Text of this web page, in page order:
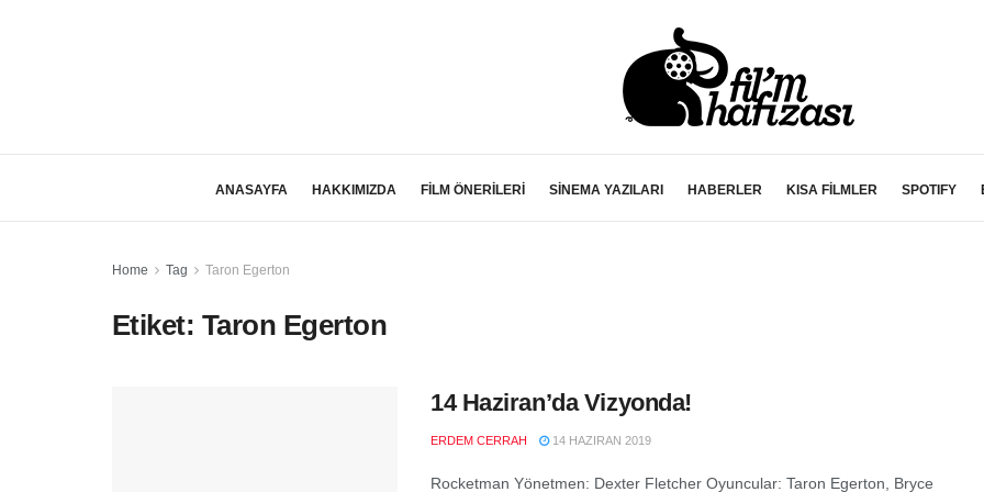
ANASAYFA HAKKIMIZDA FİLM ÖNERİLERİ SİNEMA YAZILARI HABERLER KISA FİLMLER SPOTIFY
Home Tag Taron Egerton
Etiket: Taron Egerton
14 Haziran’da Vizyonda!
ERDEM CERRAH 14 HAZIRAN 2019
Rocketman Yönetmen: Dexter Fletcher Oyuncular: Taron Egerton, Bryce